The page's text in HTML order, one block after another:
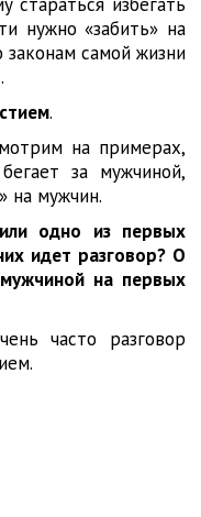
нужно «забить» на
самой жизни
.
на примерах,
за мужчиной,
на мужчин.
одно из первых
идет разговор? О
на первых
часто разговор